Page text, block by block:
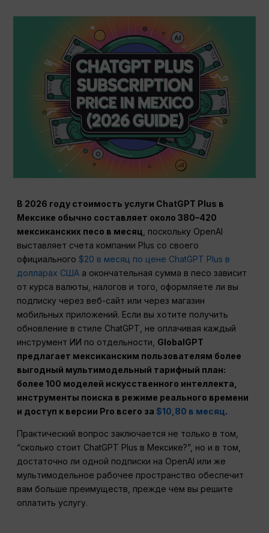
В 2026 году стоимость услуги ChatGPT Plus в
Мексике обычно составляет около 380–420
мексиканских песо в месяц , поскольку OpenAI
выставляет счета компании Plus со своего
официального$20 в месяц по цене ChatGPT Plus в
долларах США а окончательная сумма в песо зависит
от курса валюты, налогов и того, оформляете ли вы
подписку через веб-сайт или через магазин
мобильных приложений. Если вы хотите получить
обновление в стиле ChatGPT, не оплачивая каждый
инструмент ИИ по отдельности, GlobalGPT
предлагает мексиканским пользователям более
выгодный мультимодельный тарифный план:
более 100 моделей искусственного интеллекта,
инструменты поиска в режиме реального времени
и доступ к версии Pro всего за$10,80 в месяц.
Практический вопрос заключается не только в том,
“сколько стоит ChatGPT Plus в Мексике?”, но и в том,
достаточно ли одной подписки на OpenAI или же
мультимодельное рабочее пространство обеспечит
вам больше преимуществ, прежде чем вы решите
оплатить услугу.